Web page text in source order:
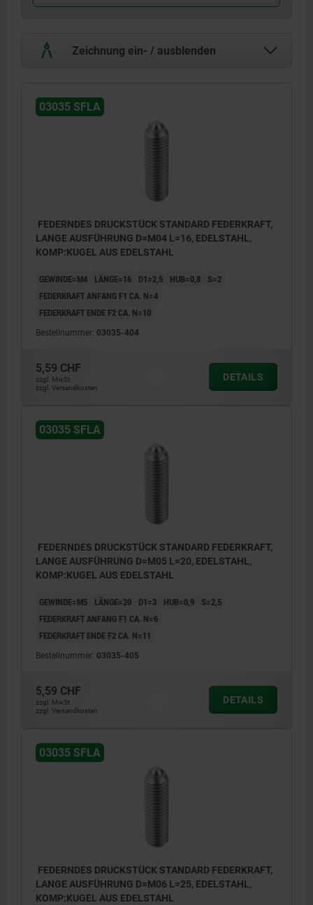
Zeichnung ein- / ausblenden
03035 SFLA
FEDERNDES DRUCKSTÜCK STANDARD FEDERKRAFT,
LANGE AUSFÜHRUNG D=M04 L=16, EDELSTAHL,
KOMP:KUGEL AUS EDELSTAHL
GEWINDE=M4 LÄNGE=16 D1=2,5 HUB=0,8
S=2
FEDERKRAFT ANFANG F1 CA. N=4
FEDERKRAFT ENDE F2 CA. N=10
Bestellnummer: 03035-404
5,59 CHF
zzgl. MwSt.
zzgl. Versandkosten
DETAILS
03035 SFLA
FEDERNDES DRUCKSTÜCK STANDARD FEDERKRAFT,
LANGE AUSFÜHRUNG D=M05 L=20, EDELSTAHL,
KOMP:KUGEL AUS EDELSTAHL
GEWINDE=M5 LÄNGE=20 D1=3 HUB=0,9
S=2,5
FEDERKRAFT ANFANG F1 CA. N=6
FEDERKRAFT ENDE F2 CA. N=11
Bestellnummer: 03035-405
5,59 CHF
zzgl. MwSt.
zzgl. Versandkosten
DETAILS
03035 SFLA
FEDERNDES DRUCKSTÜCK STANDARD FEDERKRAFT,
LANGE AUSFÜHRUNG D=M06 L=25, EDELSTAHL,
KOMP:KUGEL AUS EDELSTAHL